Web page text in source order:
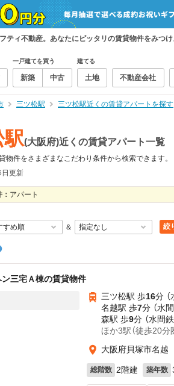
ィ不動産。あなたにピッタリの賃貸物件をみつけ
一戸建てを買う
新築 中古
建てる
土地 不動産会社
三ツ松駅 三ツ松駅近くの賃貸アパートを探す
駅(大阪府)近くの賃貸アパート一覧
物件をさまざまなこだわり条件から検索できます。
更新
アパート
＆ 絞
ン三宅Ａ棟の賃貸物件
三ツ松駅 歩16分 （
名越駅 歩7分 （水
森駅 歩9分 （水間鉄
ほか3駅（徒歩20分
大阪府貝塚市名越
総階数 2階建 築年数